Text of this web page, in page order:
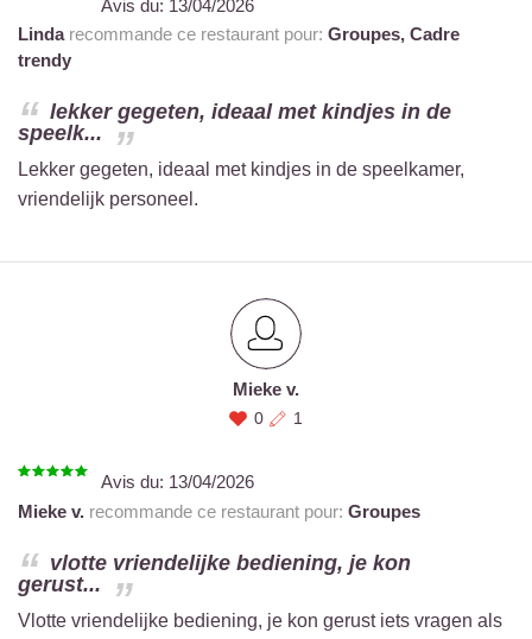
Avis du: 13/04/2026
Lindarecommande ce restaurant pour: Groupes, Cadre
trendy
lekker gegeten, ideaal met kindjes in de
speelk...
Lekker gegeten, ideaal met kindjes in de speelkamer,
vriendelijk personeel.
Mieke v.
0 1
Avis du: 13/04/2026
Mieke v. recommande ce restaurant pour: Groupes
vlotte vriendelijke bediening, je kon
gerust...
Vlotte vriendelijke bediening, je kon gerust iets vragen als